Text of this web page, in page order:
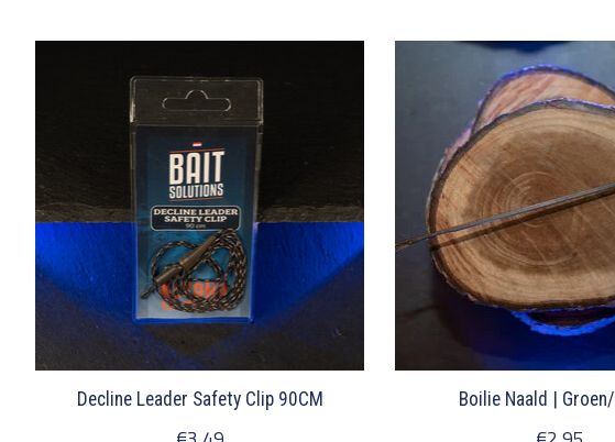
Decline Leader Safety Clip 90CM Boilie Naald |